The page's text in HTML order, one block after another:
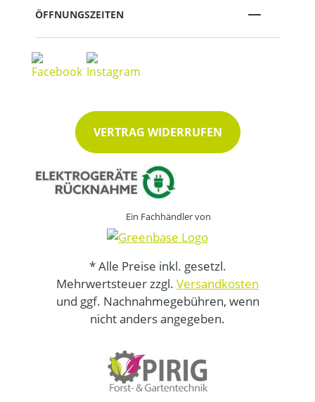
ÖFFNUNGSZEITEN
VERTRAG WIDERRUFEN
Ein Fachhändler von
* Alle Preise inkl. gesetzl.
Mehrwertsteuer zzgl. Versandkosten
und ggf. Nachnahmegebühren, wenn
nicht anders angegeben.